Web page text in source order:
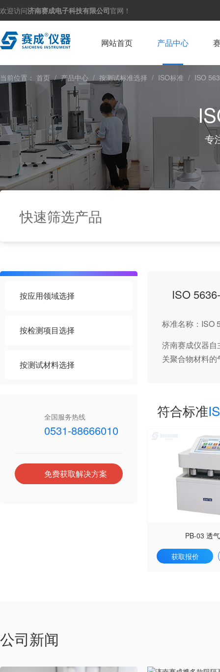
欢迎访问济南赛成电子科技有限公司官网！
网站首页 产品中心
当前位置： 首页 / 产品中心 / 按测试标准选择 / ISO标准 / ISO
专
快速筛选产品
按应用领域选择
按检测项目选择
按测试材料选择
全国服务热线
0531-88666010
免费获取解决方案
ISO
标准名称：ISO
济南赛成仪器
关聚合物材料
符合标准
PB-03 透
获取报价
公司新闻